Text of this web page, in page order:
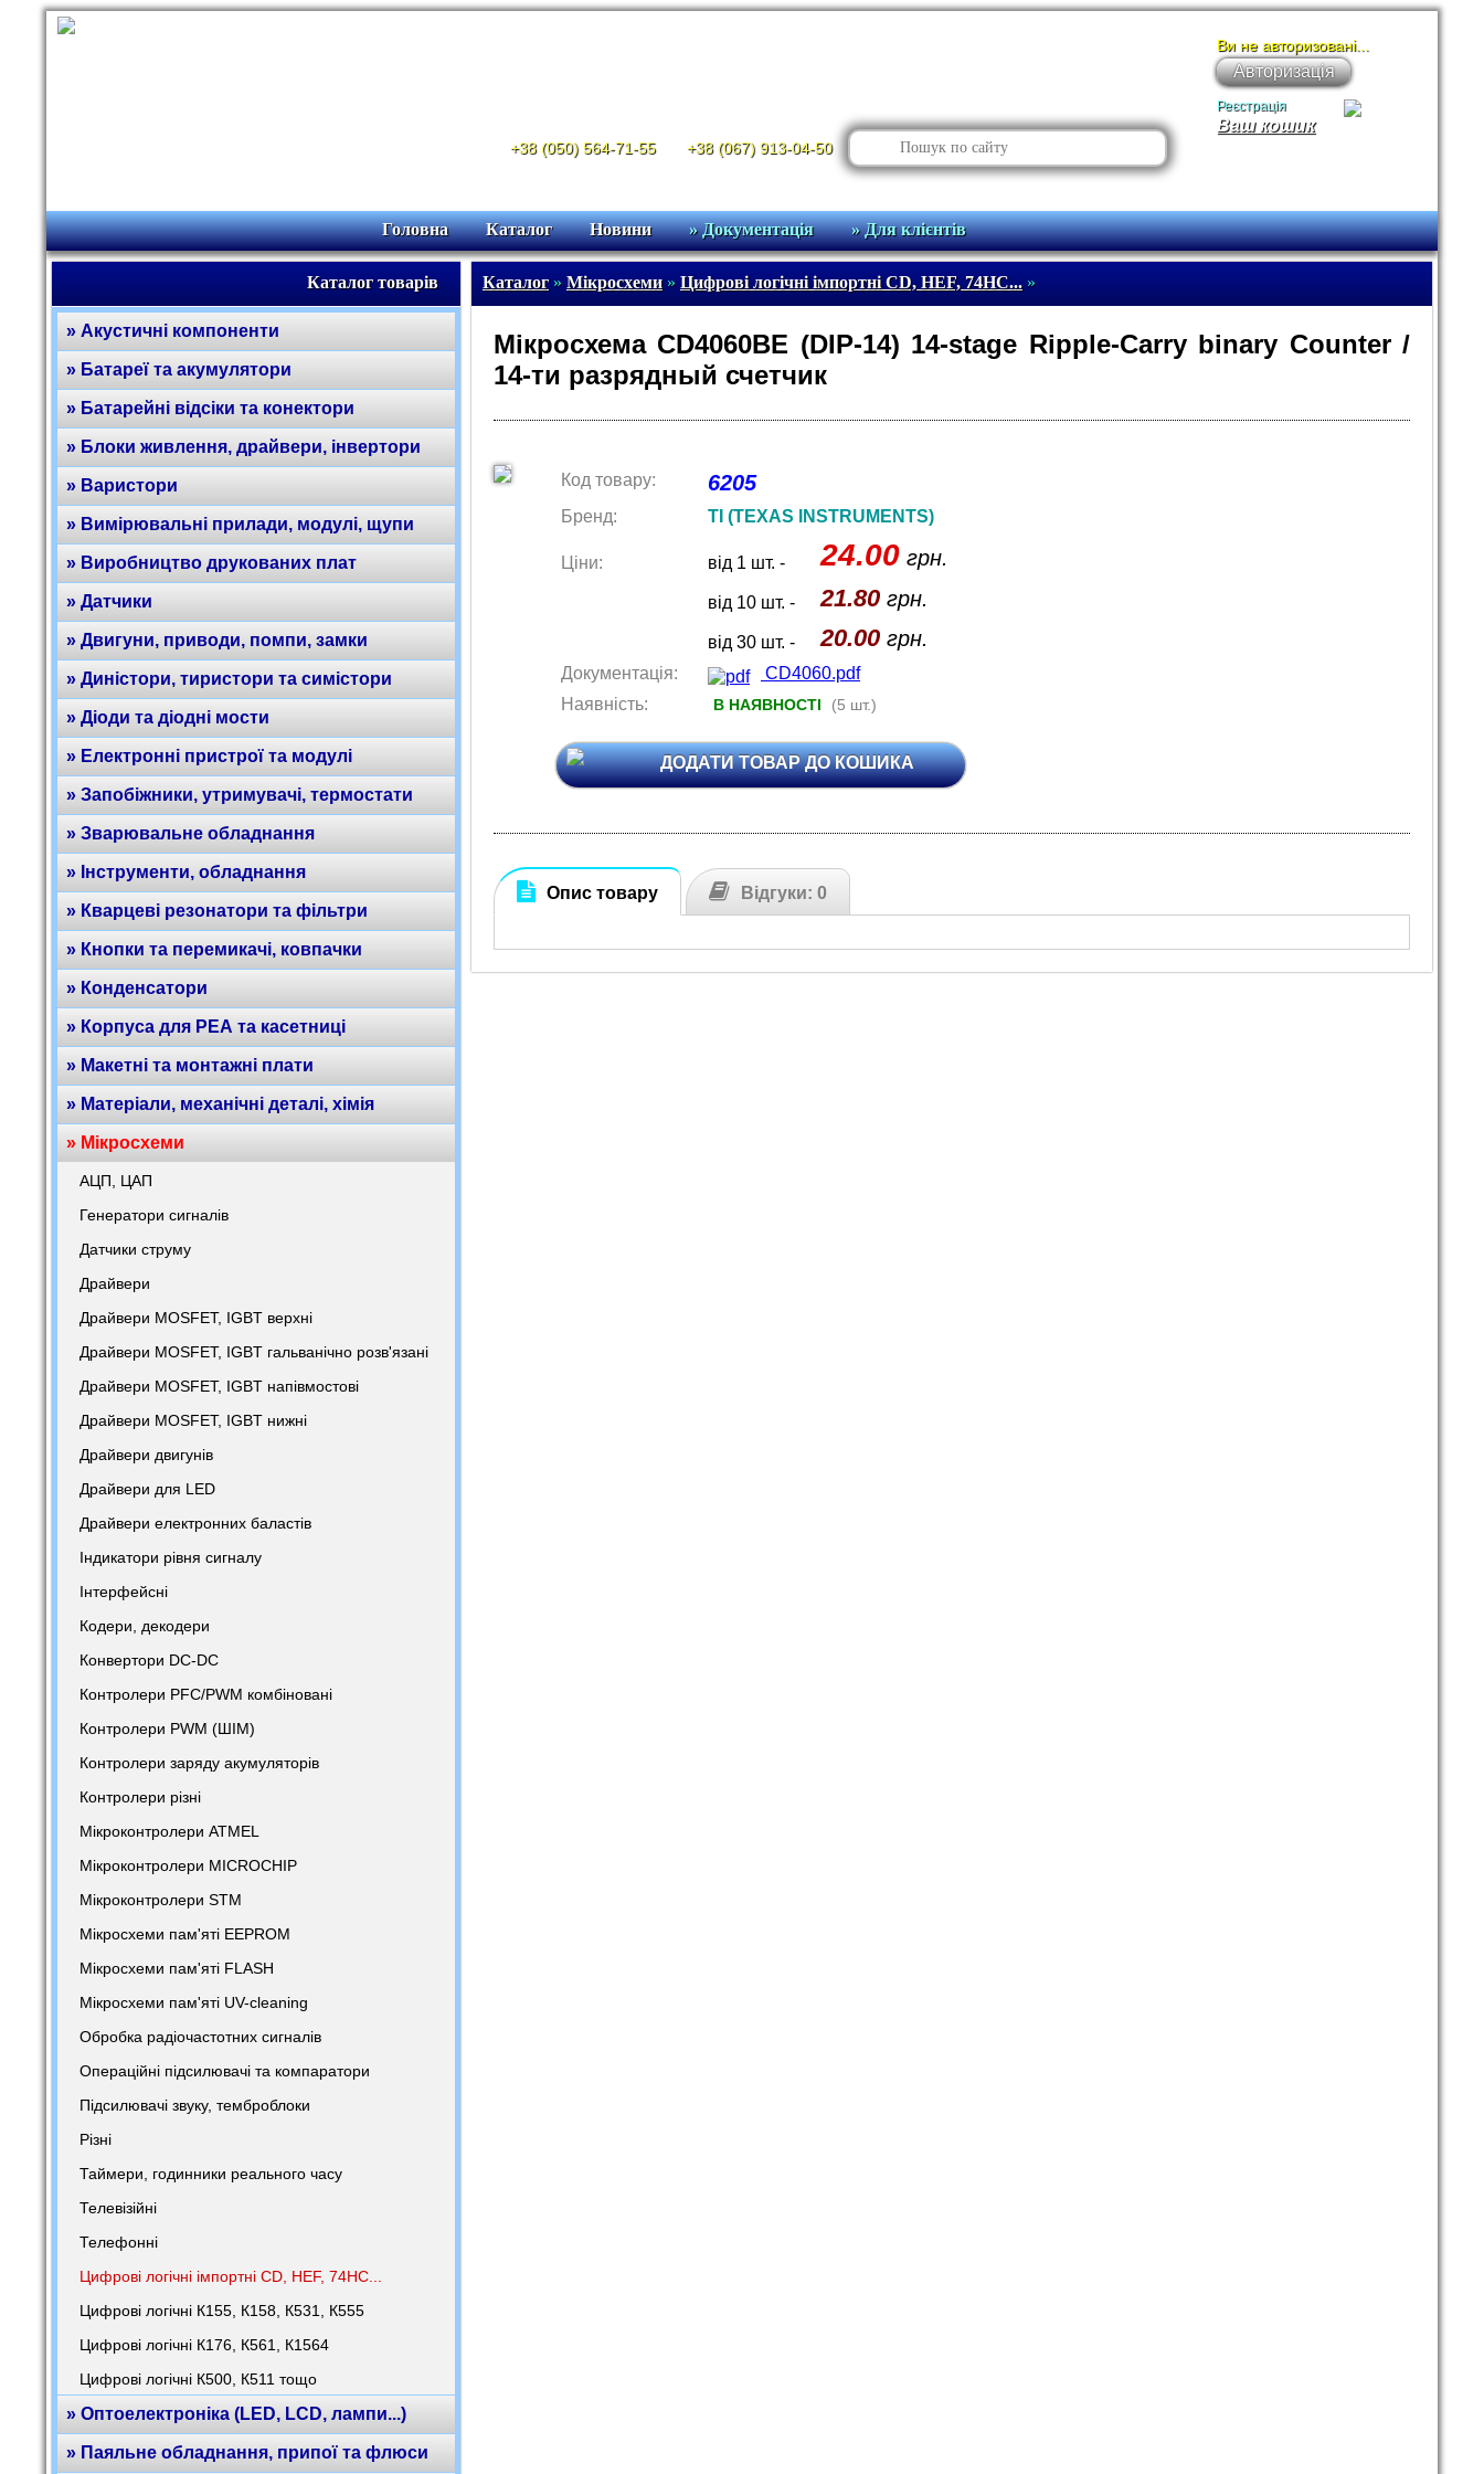
+38 (050) 564-71-55 +38 (067) 913-04-50
Ваш кошик
Ви не авторизовані...
Авторизація
Реєстрація
Головна Каталог Новини » Документація » Для клієнтів
Каталог товарів
» Акустичні компоненти
» Батареї та акумулятори
» Батарейні відсіки та конектори
» Блоки живлення, драйвери, інвертори
» Варистори
» Вимірювальні прилади, модулі, щупи
» Виробництво друкованих плат
» Датчики
» Двигуни, приводи, помпи, замки
» Диністори, тиристори та симістори
» Діоди та діодні мости
» Електронні пристрої та модулі
» Запобіжники, утримувачі, термостати
» Зварювальне обладнання
» Інструменти, обладнання
» Кварцеві резонатори та фільтри
» Кнопки та перемикачі, ковпачки
» Конденсатори
» Корпуса для РЕА та касетниці
» Макетні та монтажні плати
» Матеріали, механічні деталі, хімія
» Мікросхеми
АЦП, ЦАП
Генератори сигналів
Датчики струму
Драйвери
Драйвери MOSFET, IGBT верхні
Драйвери MOSFET, IGBT гальванічно розв'язані
Драйвери MOSFET, IGBT напівмостові
Драйвери MOSFET, IGBT нижні
Драйвери двигунів
Драйвери для LED
Драйвери електронних баластів
Індикатори рівня сигналу
Інтерфейсні
Кодери, декодери
Конвертори DC-DC
Контролери PFC/PWM комбіновані
Контролери PWM (ШІМ)
Контролери заряду акумуляторів
Контролери різні
Мікроконтролери ATMEL
Мікроконтролери MICROCHIP
Мікроконтролери STM
Мікросхеми пам'яті EEPROM
Мікросхеми пам'яті FLASH
Мікросхеми пам'яті UV-cleaning
Обробка радіочастотних сигналів
Операційні підсилювачі та компаратори
Підсилювачі звуку, темброблоки
Різні
Таймери, годинники реального часу
Телевізійні
Телефонні
Цифрові логічні імпортні CD, HEF, 74HC...
Цифрові логічні К155, К158, К531, К555
Цифрові логічні К176, К561, К1564
Цифрові логічні К500, К511 тощо
» Оптоелектроніка (LED, LCD, лампи...)
» Паяльне обладнання, припої та флюси
Каталог» Мікросхеми» Цифрові логічні імпортні CD, HEF, 74HC...»
Мікросхема CD4060BE (DIP-14) 14-stage Ripple-Carry binary Counter /
14-ти разрядный счетчик
Код товару: 6205
Бренд: TI (TEXAS INSTRUMENTS)
Ціни: від 1 шт. - 24.00 грн.
від 10 шт. - 21.80 грн.
від 30 шт. - 20.00 грн.
Документація:
CD4060.pdf
Наявність:
В НАЯВНОСТІ (5 шт.)
ДОДАТИ ТОВАР ДО КОШИКА
Опис товару Відгуки: 0